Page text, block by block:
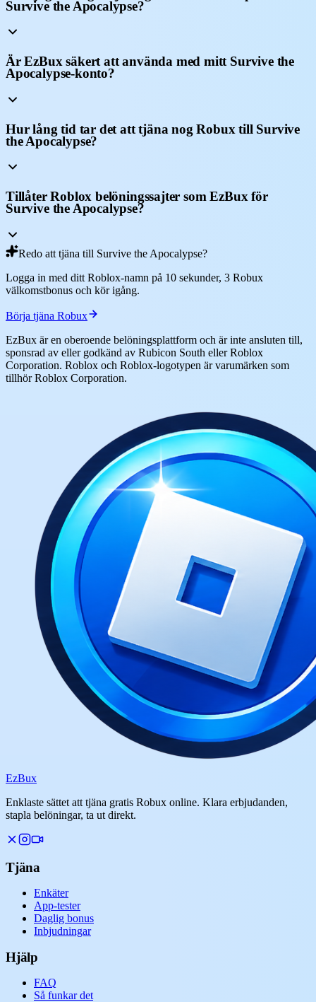
Survive the Apocalypse?
Är EzBux säkert att använda med mitt Survive the
Apocalypse-konto?
Hur lång tid tar det att tjäna nog Robux till Survive
the Apocalypse?
Tillåter Roblox belöningssajter som EzBux för
Survive the Apocalypse?
Redo att tjäna till Survive the Apocalypse?
Logga in med ditt Roblox-namn på 10 sekunder, 3 Robux
välkomstbonus och kör igång.
Börja tjäna Robux
EzBux är en oberoende belöningsplattform och är inte ansluten till,
sponsrad av eller godkänd av Rubicon South eller Roblox
Corporation. Roblox och Roblox-logotypen är varumärken som
tillhör Roblox Corporation.
EzBux
Enklaste sättet att tjäna gratis Robux online. Klara erbjudanden,
stapla belöningar, ta ut direkt.
Tjäna
Enkäter
App-tester
Daglig bonus
Inbjudningar
Hjälp
FAQ
Så funkar det